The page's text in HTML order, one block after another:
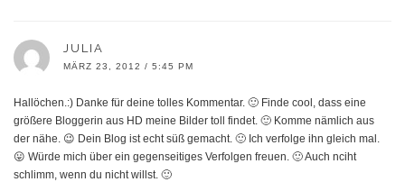
JULIA
MÄRZ 23, 2012 / 5:45 PM
Hallöchen.:) Danke für deine tolles Kommentar. 🙂 Finde cool, dass eine
größere Bloggerin aus HD meine Bilder toll findet. 🙂 Komme nämlich aus
der nähe. 😉 Dein Blog ist echt süß gemacht. 🙂 Ich verfolge ihn gleich mal.
😛 Würde mich über ein gegenseitiges Verfolgen freuen. 🙂 Auch nciht
schlimm, wenn du nicht willst. 🙂